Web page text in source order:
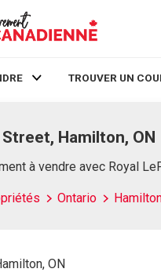
TROUVER UN
Hamilton, ON
à vendre avec Royal
Ontario